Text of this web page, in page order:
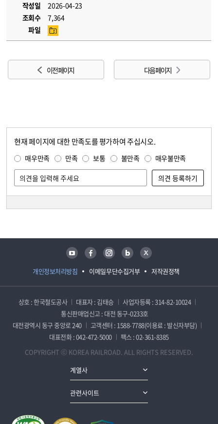
작성일
2026-04-23
조회수
7,364
파일
이전 페이지 다음 페이지
현재 페이지에 대한 만족도를 평가하여 주십시오.
매우만족 만족 보통 불만족 매우불만족
개인정보처리방침 이메일무단수집거부 저작권정책
유튜브 페이스북 인스타그램 블로그 트위터
상호 : 한국철도공사 대표자 : 김태승
사업자등록 : 314-82-10024
통신판매업신고 : 대전 동구-0233호
대전광역시 동구 중앙로 240
고객센터 : 1588-7788(이용료 : 발신자부담)
대표전화 : 042-472-5000
팩스 : 02-361-8385
COPYRIGHT ⓒ KOREA RAILROAD. ALL RIGHTS RESERVED.
계열사
관련사이트